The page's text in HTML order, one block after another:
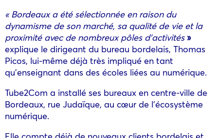
« Bordeaux a été sélectionnée en raison du
dynamisme de son marché, sa qualité de vie et la
proximité avec de nombreux pôles d’activités»
explique le dirigeant du bureau bordelais, Thomas
Picos, lui-même déjà très impliqué en tant
qu’enseignant dans des écoles liées au numérique.
Tube2Com a installé ses bureaux en centre-ville de
Bordeaux, rue Judaïque, au cœur de l’écosystème
numérique.